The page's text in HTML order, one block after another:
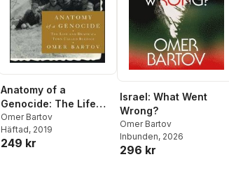
Anatomy of a
Genocide: The Life
and Death of a Town
Called Buczacz
Omer Bartov
Häftad, 2019
249 kr
Israel: What Went
Wrong?
Omer Bartov
Inbunden, 2026
296 kr